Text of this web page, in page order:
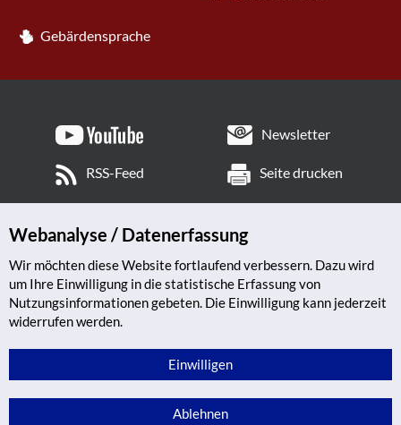
Gebärdensprache
Newsletter
RSS-Feed Seite drucken
Webanalyse / Datenerfassung
Wir möchten diese Website fortlaufend verbessern. Dazu wird
um Ihre Einwilligung in die statistische Erfassung von
Nutzungsinformationen gebeten. Die Einwilligung kann jederzeit
widerrufen werden.
Einwilligen
Ablehnen